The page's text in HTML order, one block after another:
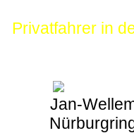
Privatfahrer in
Jan-